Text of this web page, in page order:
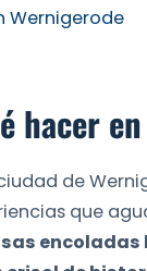
Wernigerode
hacer
de
que